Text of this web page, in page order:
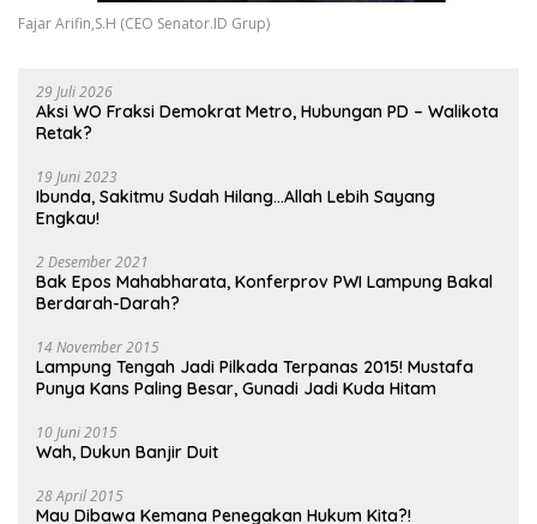
Fajar Arifin,S.H (CEO Senator.ID Grup)
29 Juli 2026
Aksi WO Fraksi Demokrat Metro, Hubungan PD – Walikota
Retak?
19 Juni 2023
Ibunda, Sakitmu Sudah Hilang…Allah Lebih Sayang
Engkau!
2 Desember 2021
Bak Epos Mahabharata, Konferprov PWI Lampung Bakal
Berdarah-Darah?
14 November 2015
Lampung Tengah Jadi Pilkada Terpanas 2015! Mustafa
Punya Kans Paling Besar, Gunadi Jadi Kuda Hitam
10 Juni 2015
Wah, Dukun Banjir Duit
28 April 2015
Mau Dibawa Kemana Penegakan Hukum Kita?!